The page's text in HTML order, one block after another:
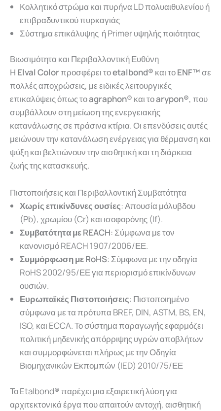
Κολλητικό στρώμα και πυρήνα LD πολυαιθυλενίου ή
επιβραδυντικού πυρκαγιάς
Σύστημα επικάλυψης ή Primer υψηλής ποιότητας
Βιωσιμότητα και Περιβαλλοντική Ευθύνη
Η Elval Colorπροσφέρει τοetalbond® και τοENF™σε
πολλές αποχρώσεις, με ειδικές λειτουργικές
επικαλύψεις όπως τοagraphon® και τοarypon®, που
συμβάλλουν στη μείωση της ενεργειακής
κατανάλωσης σε πράσινα κτίρια. Οι επενδύσεις αυτές
μειώνουν την κατανάλωση ενέργειας για θέρμανση και
ψύξη και βελτιώνουν την αισθητική και τη διάρκεια
ζωής της κατασκευής.
Πιστοποιήσεις και Περιβαλλοντική Συμβατότητα
Χωρίς επικίνδυνες ουσίες: Απουσία μόλυβδου
(Pb), χρωμίου (Cr) και ισοφορόνης (If).
Συμβατότητα με REACH: Σύμφωνα με τον
κανονισμό REACH 1907/2006/ΕΕ.
Συμμόρφωση με RoHS: Σύμφωνα με την οδηγία
RoHS 2002/95/ΕΕ για περιορισμό επικίνδυνων
ουσιών.
Ευρωπαϊκές Πιστοποιήσεις: Πιστοποιημένο
σύμφωνα με τα πρότυπα BREF, DIN, ASTM, BS, EN,
ISO, και ECCA. Το σύστημα παραγωγής εφαρμόζει
πολιτική μηδενικής απόρριψης υγρών αποβλήτων
και συμμορφώνεται πλήρως με την Οδηγία
Βιομηχανικών Εκπομπών (IED) 2010/75/ΕΕ
ΤοEtalbond®παρέχει μιαεξαιρετικήλύσηγια
αρχιτεκτονικάέργαπουαπαιτούναντοχή, αισθητική